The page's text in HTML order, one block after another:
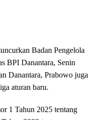
Badan Pengelola
BPI Danantara, Senin
Danantara, Prabowo juga
aturan baru.
1 Tahun 2025 tentang